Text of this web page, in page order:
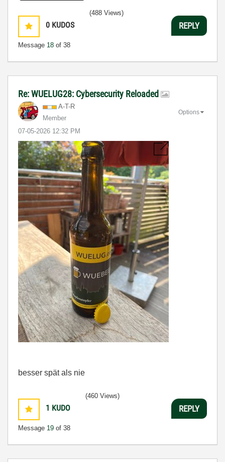
0 KUDOS
Message 18 of 38
(488 Views)
REPLY
Re: WUELUG28: Cybersecurity Reloaded
A-T-R
Member
‎07-05-2026 12:32 PM
Options
besser spät als nie
1 KUDO
Message 19 of 38
(460 Views)
REPLY